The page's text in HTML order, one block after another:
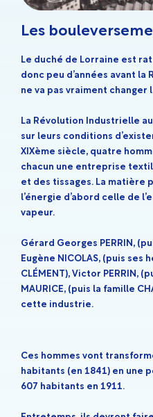
Les
Le duché de Lorraine est
donc peu d’années avant
ne va pas vraiment changer
La Révolution Industrielle
sur leurs conditions
XIXème siècle, quatre
chacun une entreprise
et des tissages. La matière
l’énergie d’abord celle de
vapeur.
Gérard Georges PERRIN,
Eugène NICOLAS, (puis ses
CLÉMENT), Victor PERRIN,
MAURICE, (puis la famille
cette industrie.
Ces hommes vont
habitants (en 1841) en une
607 habitants en 1911.